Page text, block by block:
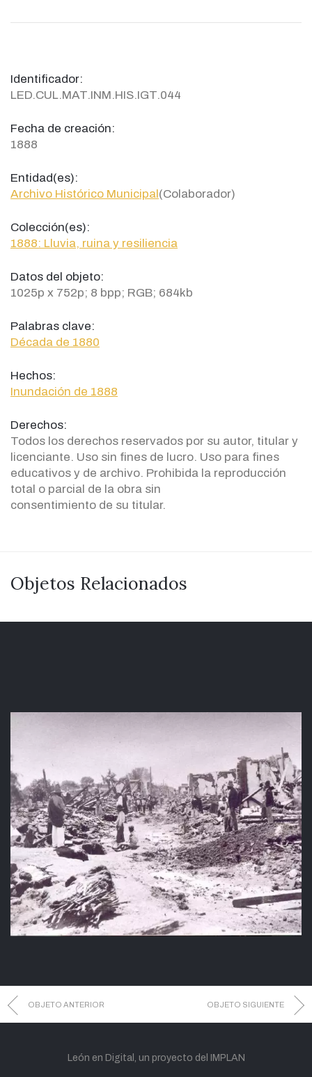
Identificador:
LED.CUL.MAT.INM.HIS.IGT.044
Fecha de creación:
1888
Entidad(es):
Archivo Histórico Municipal(Colaborador)
Colección(es):
1888: Lluvia, ruina y resiliencia
Datos del objeto:
1025p x 752p; 8 bpp; RGB; 684kb
Palabras clave:
Década de 1880
Hechos:
Inundación de 1888
Derechos:
Todos los derechos reservados por su autor, titular y
licenciante. Uso sin fines de lucro. Uso para fines
educativos y de archivo. Prohibida la reproducción
total o parcial de la obra sin
consentimiento de su titular.
Objetos Relacionados
OBJETO ANTERIOR OBJETO SIGUIENTE
León en Digital, un proyecto del IMPLAN